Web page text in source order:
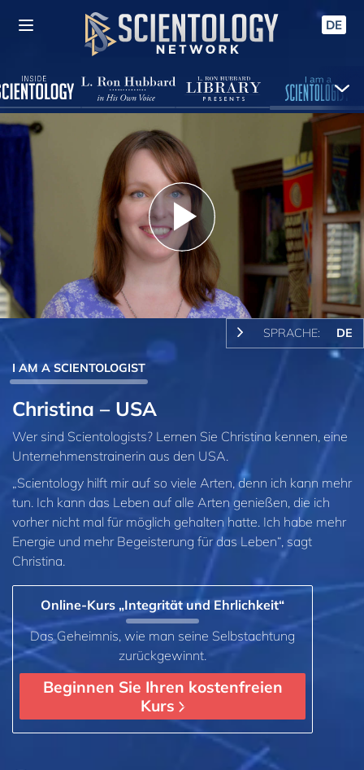
DE
Play
Video
SPRACHE: DE
I AM A SCIENTOLOGIST
Christina – USA
Wer sind Scientologists? Lernen Sie Christina kennen, eine
Unternehmenstrainerin aus den USA.
„Scientology hilft mir auf so viele Arten, denn ich kann mehr
tun. Ich kann das Leben auf alle Arten genießen, die ich
vorher nicht mal für möglich gehalten hatte. Ich habe mehr
Energie und mehr Begeisterung für das Leben“, sagt
Christina.
Online-Kurs „Integrität und Ehrlichkeit“
Das Geheimnis, wie man seine Selbstachtung
zurückgewinnt.
Beginnen Sie Ihren kostenfreien
Kurs